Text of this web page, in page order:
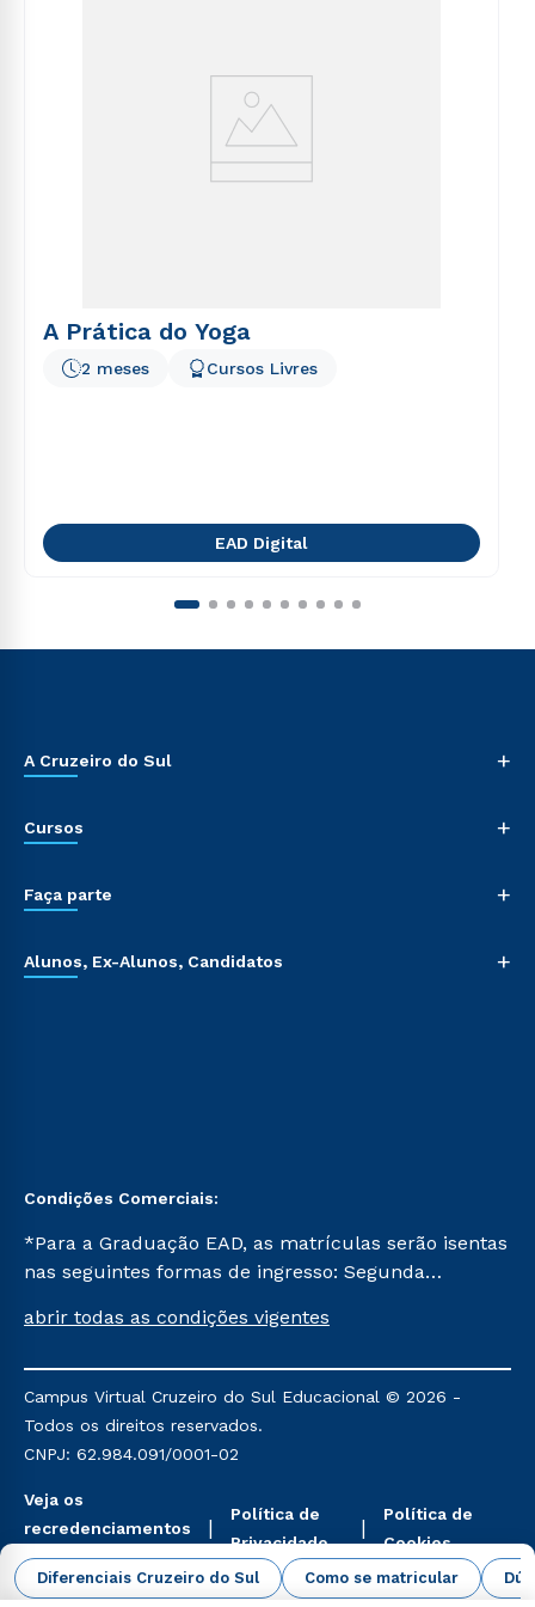
Diferenciais Cruzeiro do Sul Como se matricular
A Prática do Yoga
2 meses Cursos Livres
EAD Digital
A Cruzeiro do Sul +
Cursos +
Faça parte +
Alunos, Ex-Alunos, Candidatos +
Condições Comerciais:
*Para a Graduação EAD, as matrículas serão isentas
nas seguintes formas de ingresso: Segunda
Já para as demais, a taxa de matrícula será de R$
mencionadas são referentes aos cursos: Ensino
Religioso, Geografia para a Docência e Metodologia
do Ensino de História: Questões Atuais.
abrir todas as condições vigentes
Campus Virtual Cruzeiro do Sul Educacional © 2026 -
Todos os direitos reservados.
CNPJ: 62.984.091/0001-02
Veja os
recredenciamentos
aqui
Política de
Privacidade
Política de
Cookies